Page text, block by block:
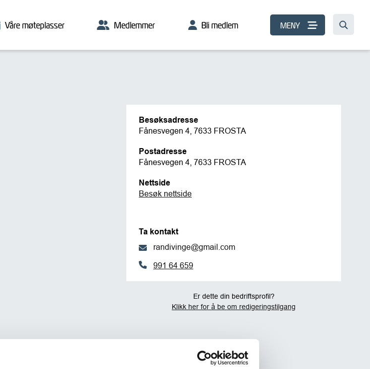
Våre møteplasser Medlemmer Bli medlem MENY
Besøksadresse
Fånesvegen 4, 7633 FROSTA
Postadresse
Fånesvegen 4, 7633 FROSTA
Nettside
Besøk nettside
Ta kontakt
randivinge@gmail.com
991 64 659
Er dette din bedriftsprofil?
Klikk her for å be om redigeringstilgang